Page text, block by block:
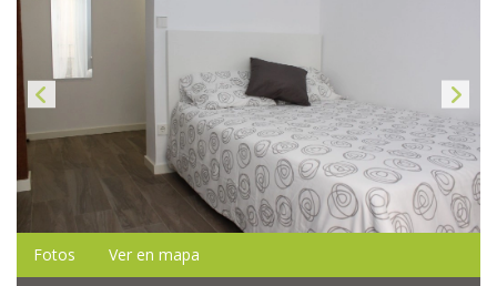
Fotos Ver en mapa